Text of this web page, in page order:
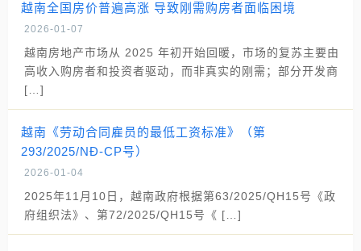
越南全国房价普遍高涨 导致刚需购房者面临困境
2026-01-07
越南房地产市场从 2025 年初开始回暖，市场的复苏主要由
高收入购房者和投资者驱动，而非真实的刚需；部分开发商
[…]
越南《劳动合同雇员的最低工资标准》（第
293/2025/NĐ-CP号）
2026-01-04
2025年11月10日，越南政府根据第63/2025/QH15号《政
府组织法》、第72/2025/QH15号《 […]